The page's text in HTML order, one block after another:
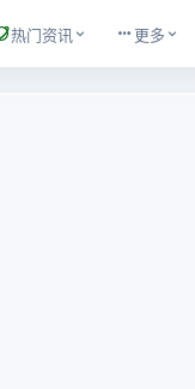
热门资讯 更多